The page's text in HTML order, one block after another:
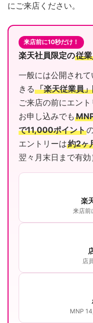
にご来店ください。
来店前に10秒だけ！
楽天社員限定の従
一般には公開され
きる 「楽天従業員
ご来店の前にエン
お申し込みでも
で11,000ポイント
エントリーは約2ヶ
翌々月末日まで有効
楽
来店前
店
MNP